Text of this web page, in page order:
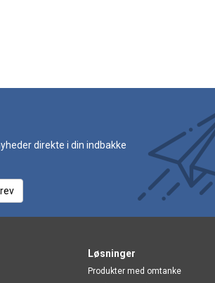
direkte i din indbakke
Løsninger
Produkter med omtanke